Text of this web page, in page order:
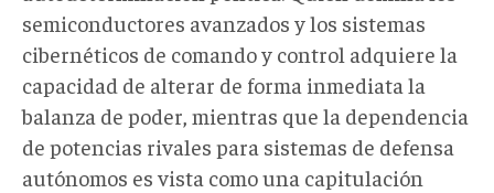
semiconductores avanzados y los sistemas
cibernéticos de comando y control adquiere la
capacidad de alterar de forma inmediata la
balanza de poder, mientras que la dependencia
de potencias rivales para sistemas de defensa
autónomos es vista como una capitulación